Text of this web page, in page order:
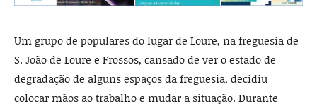
Um grupo de populares do lugar de Loure, na freguesia de
S. João de Loure e Frossos, cansado de ver o estado de
degradação de alguns espaços da freguesia, decidiu
colocar mãos ao trabalho e mudar a situação. Durante